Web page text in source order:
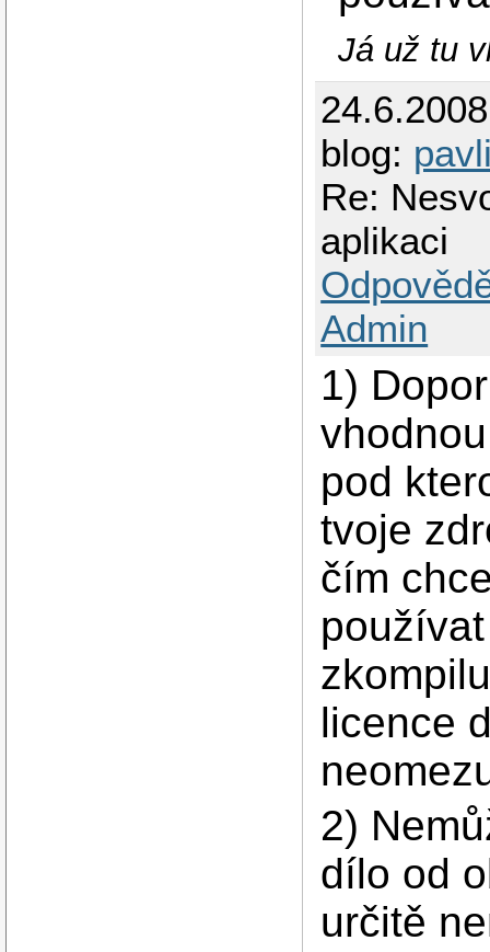
Já už tu
blog:
Re:
aplikaci
Admin
1)
pod
tvoje
čím
licence
2)
dílo od
určitě